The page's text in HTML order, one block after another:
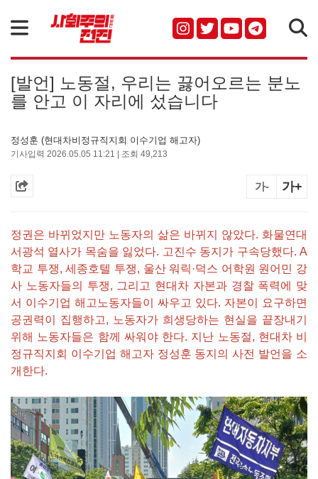
[발언] 노동절, 우리는 끓어오르는 분노
를 안고 이 자리에 섰습니다
정성훈 (현대차비정규직지회 이수기업 해고자)
기사입력 2026.05.05 11:21 | 조회 49,213
가- 가+
정권은 바뀌었지만 노동자의 삶은 바뀌지 않았다. 화물연대
서광석 열사가 목숨을 잃었다. 고진수 동지가 구속당했다. A
학교 투쟁, 세종호텔 투쟁, 울산 워릭·덕스 어학원 원어민 강
사 노동자들의 투쟁, 그리고 현대차 자본과 경찰 폭력에 맞
서 이수기업 해고노동자들이 싸우고 있다. 자본이 요구하면
공권력이 집행하고, 노동자가 희생당하는 현실을 끝장내기
위해 노동자들은 함께 싸워야 한다. 지난 노동절, 현대차 비
정규직지회 이수기업 해고자 정성훈 동지의 사전 발언을 소
개한다.